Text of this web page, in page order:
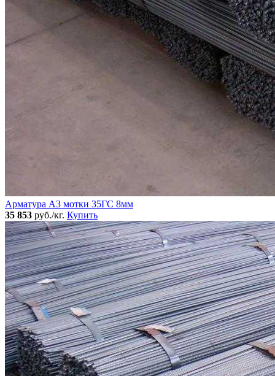
Арматура А3 мотки 35ГС 8мм
35 853 руб./кг. Купить